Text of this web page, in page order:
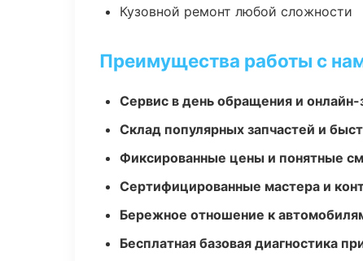
Кузовной ремонт любой сложности
Преимущества работы с
Сервис в день обращения и онлайн-
Склад популярных запчастей и
Фиксированные цены и понятные
Сертифицированные мастера и
Бережное отношение к
Бесплатная базовая диагностика